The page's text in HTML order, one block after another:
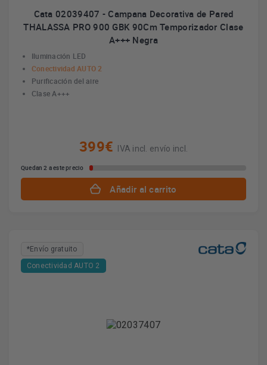
Cata 02039407 - Campana Decorativa de Pared
THALASSA PRO 900 GBK 90Cm Temporizador Clase
A+++ Negra
Iluminación LED
Conectividad AUTO 2
Purificación del aire
Clase A+++
399€ IVA incl. envío incl.
Quedan 2 a este precio
Añadir al carrito
*Envío gratuito
Conectividad AUTO 2